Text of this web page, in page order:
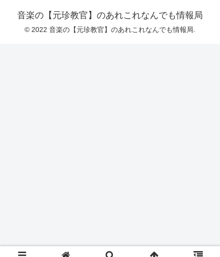
音楽の【元珍教官】のあれこれなんでも情報局
© 2022 音楽の【元珍教官】のあれこれなんでも情報局.